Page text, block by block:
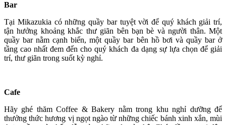
Bar
Tại Mikazukia có những quầy bar tuyệt vời để quý khách giải trí,
tận hưởng khoảng khắc thư giãn bên bạn bè và người thân. Một
quầy bar nằm cạnh biển, một quầy bar bên hồ bơi và quầy bar ở
tầng cao nhất đem đến cho quý khách đa dạng sự lựa chọn để giải
trí, thư giãn trong suốt kỳ nghỉ.
Cafe
Hãy ghé thăm Coffee & Bakery nằm trong khu nghỉ dưỡng để
thưởng thức hương vị ngọt ngào từ những chiếc bánh xinh xắn, mùi